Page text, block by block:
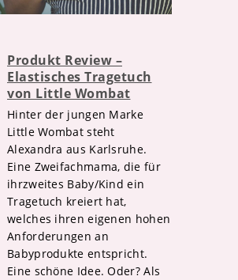
Produkt Review –
Elastisches Tragetuch
von Little Wombat
Hinter der jungen Marke
Little Wombat steht
Alexandra aus Karlsruhe.
Eine Zweifachmama, die für
ihrzweites Baby/Kind ein
Tragetuch kreiert hat,
welches ihren eigenen hohen
Anforderungen an
Babyprodukte entspricht.
Eine schöne Idee. Oder? Als